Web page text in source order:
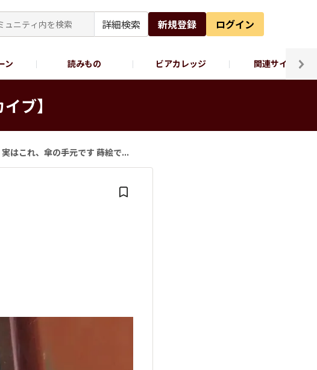
詳細検索 新規登録 ログイン
ン 読みもの ビアカレッジ 関連サイト
ブ】
実はこれ、傘の手元です 蒔絵で...